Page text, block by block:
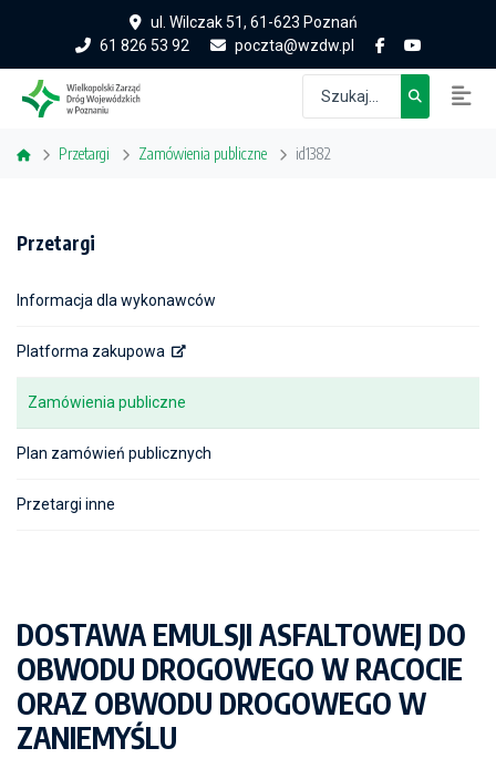
ul. Wilczak 51, 61-623 Poznań
61 826 53 92
poczta@wzdw.pl
Przetargi Zamówienia publiczne id1382
Przetargi
Informacja dla wykonawców
Platforma zakupowa
Zamówienia publiczne
Plan zamówień publicznych
Przetargi inne
DOSTAWA EMULSJI ASFALTOWEJ DO
OBWODU DROGOWEGO W RACOCIE
ORAZ OBWODU DROGOWEGO W
ZANIEMYŚLU